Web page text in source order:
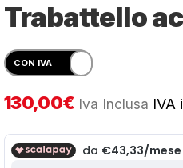
Trabattello
130,00€ Iva Inclusa IVA